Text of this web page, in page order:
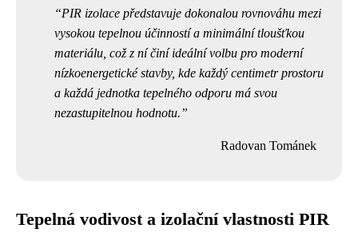
PIR izolace představuje dokonalou rovnováhu mezi
vysokou tepelnou účinností a minimální tloušťkou
materiálu, což z ní činí ideální volbu pro moderní
nízkoenergetické stavby, kde každý centimetr prostoru
a každá jednotka tepelného odporu má svou
nezastupitelnou hodnotu.
Radovan Tománek
Tepelná vodivost a izolační vlastnosti PIR